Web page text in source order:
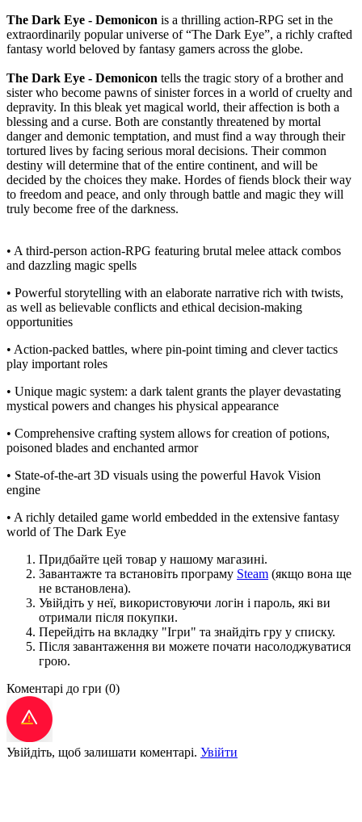
The Dark Eye - Demonicon is a thrilling action-RPG set in the
extraordinarily popular universe of “The Dark Eye”, a richly crafted
fantasy world beloved by fantasy gamers across the globe.
The Dark Eye - Demonicon tells the tragic story of a brother and
sister who become pawns of sinister forces in a world of cruelty and
depravity. In this bleak yet magical world, their affection is both a
blessing and a curse. Both are constantly threatened by mortal
danger and demonic temptation, and must find a way through their
tortured lives by facing serious moral decisions. Their common
destiny will determine that of the entire continent, and will be
decided by the choices they make. Hordes of fiends block their way
to freedom and peace, and only through battle and magic they will
truly become free of the darkness.
• A third-person action-RPG featuring brutal melee attack combos
and dazzling magic spells
• Powerful storytelling with an elaborate narrative rich with twists,
as well as believable conflicts and ethical decision-making
opportunities
• Action-packed battles, where pin-point timing and clever tactics
play important roles
• Unique magic system: a dark talent grants the player devastating
mystical powers and changes his physical appearance
• Comprehensive crafting system allows for creation of potions,
poisoned blades and enchanted armor
• State-of-the-art 3D visuals using the powerful Havok Vision
engine
• A richly detailed game world embedded in the extensive fantasy
world of The Dark Eye
Придбайте цей товар у нашому магазині.
Завантажте та встановіть програму Steam (якщо вона ще
не встановлена).
Увійдіть у неї, використовуючи логін і пароль, які ви
отримали після покупки.
Перейдіть на вкладку "Ігри" та знайдіть гру у списку.
Після завантаження ви можете почати насолоджуватися
грою.
Коментарі до гри (0)
Увійдіть, щоб залишати коментарі. Увійти